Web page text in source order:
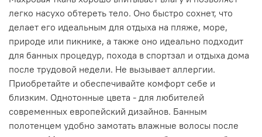
легко насухо обтереть тело. Оно быстро сохнет, что
делает его идеальным для отдыха на пляже, море,
природе или пикнике, а также оно идеально подходит
для банных процедур, похода в спортзал и отдыха дома
после трудовой недели. Не вызывает аллергии.
Приобретайте и обеспечивайте комфорт себе и
близким. Однотонные цвета - для любителей
современных европейский дизайнов. Банным
полотенцем удобно замотать влажные волосы после